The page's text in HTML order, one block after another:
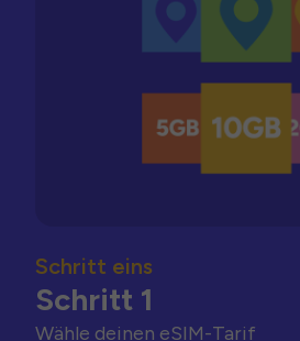
Schritt eins
Schritt 1
Wähle deinen eSIM-Tarif